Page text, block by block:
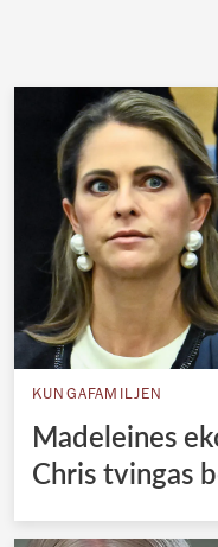
KUNGAFAMILJEN
Madeleines
Chris tvingas